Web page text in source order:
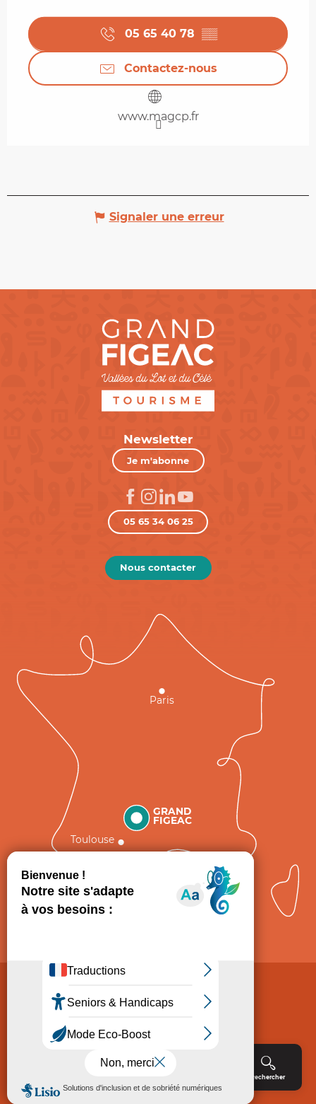
Rechercher
05 65 40 78 ▒▒
Contactez-nous
www.magcp.fr
Signaler une erreur
Newsletter
Je m'abonne
05 65 34 06 25
Nous contacter
GRAND
FIGEAC
Toulouse
Paris
Politique de Protection des données
Consentement
Accessibilité : non conforme